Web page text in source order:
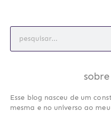
Esse blog nasceu de um
mesma e no universo ao